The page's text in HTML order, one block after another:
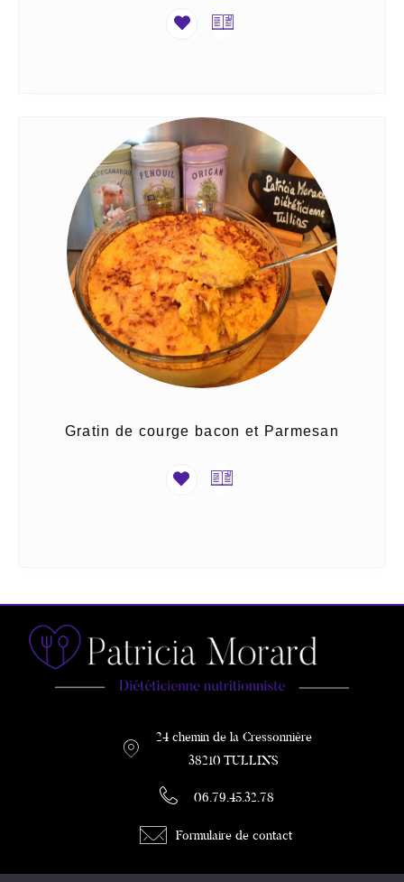
Gratin de courge bacon et Parmesan
24 chemin de la Cressonnière
38210 TULLINS
06.79.45.32.78
Formulaire de contact